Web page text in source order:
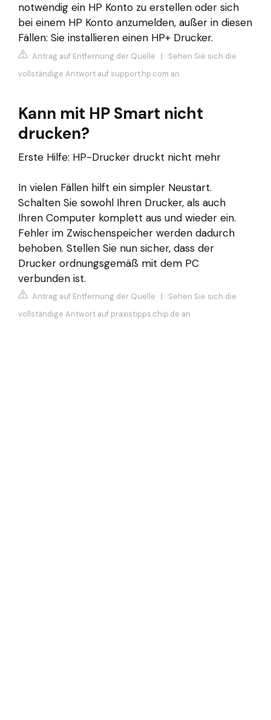
notwendig ein HP Konto zu erstellen oder sich
bei einem HP Konto anzumelden, außer in diesen
Fällen: Sie installieren einen HP+ Drucker.
Antrag auf Entfernung der Quelle | Sehen Sie sich die
vollständige Antwort auf support.hp.com an
Kann mit HP Smart nicht
drucken?
Erste Hilfe: HP-Drucker druckt nicht mehr
In vielen Fällen hilft ein simpler Neustart.
Schalten Sie sowohl Ihren Drucker, als auch
Ihren Computer komplett aus und wieder ein.
Fehler im Zwischenspeicher werden dadurch
behoben. Stellen Sie nun sicher, dass der
Drucker ordnungsgemäß mit dem PC
verbunden ist.
Antrag auf Entfernung der Quelle | Sehen Sie sich die
vollständige Antwort auf praxistipps.chip.de an